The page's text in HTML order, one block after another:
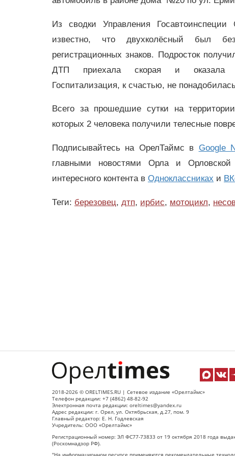
Из сводки Управления Госавтоинспеции
известно, что двухколёсный был без
регистрационных знаков. Подросток
ДТП приехала скорая и оказала
Госпитализация, к счастью, не
Всего за прошедшие сутки на
которых 2 человека получили телесные
Подписывайтесь на ОрелТаймс в Google
главными новостями Орла и
интересного контента в Одноклассниках и
Теги: березовец, дтп, ирбис, мотоцикл,
2018-2026 © ORELTIMES.RU | Сетевое издание «Орелтаймс»
Телефон редакции: +7 (4862) 48-82-92
Электронная почта редакции: oreltimes@yandex.ru
Адрес редакции: г. Орел, ул. Октябрьская, д.27, пом. 9
Главный редактор: Е. Н. Годлевская
Учредитель: ООО «Орелтаймс»
Регистрационный номер: ЭЛ ФС77-73833 от 19 октября 2018 года
(Роскомнадзор РФ).